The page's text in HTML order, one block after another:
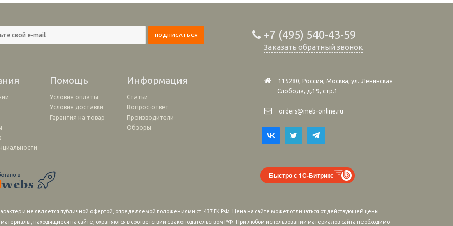
+7 (495) 540-43-59
Заказать обратный звонок
Помощь Информация
Условия оплаты
Условия доставки
Гарантия на товар
Статьи
Вопрос-ответ
Производители
Обзоры
115280, Россия, Москва, ул. Ленинская
Слобода, д.19, стр.1
orders@meb-online.ru
Быстро с 1С-Битрикс
и не является публичной офертой, определяемой положениями ст. 437 ГК РФ. Цена на сайте может отличаться от действующей цены
находящиеся на сайте, охраняются в соответствии с законодательством РФ. При любом использовании материалов сайта необходимо